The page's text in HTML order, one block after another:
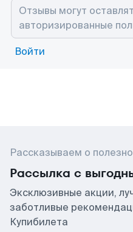
Войти
Рассказываем о
Рассылка с
Эксклюзивные акции,
заботливые
Купибилета